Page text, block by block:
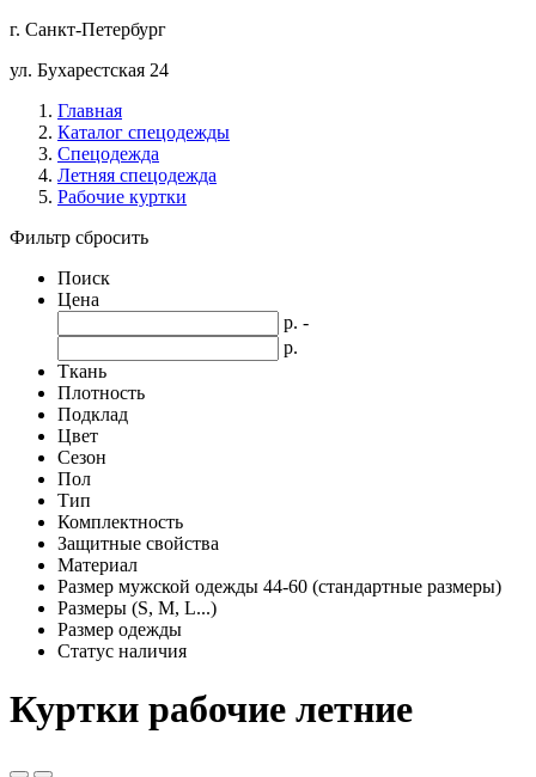
г. Санкт-Петербург
ул. Бухарестская 24
Главная
Каталог спецодежды
Спецодежда
Летняя спецодежда
Рабочие куртки
Фильтр сбросить
Поиск
Цена
р. -
р.
Ткань
Плотность
Подклад
Цвет
Сезон
Пол
Тип
Комплектность
Защитные свойства
Материал
Размер мужской одежды 44-60 (стандартные размеры)
Размеры (S, M, L...)
Размер одежды
Статус наличия
Куртки рабочие летние